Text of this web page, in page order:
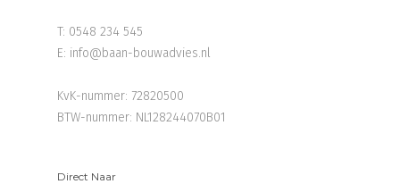
T: 0548 234 545
E: info@baan-bouwadvies.nl
KvK-nummer: 72820500
BTW-nummer: NL128244070B01
Direct Naar